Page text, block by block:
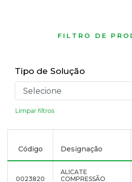
FILTRO DE
Tipo de Solução
Limpar filtros
Código Designação
0023820
ALICATE
COMPRESSÃO